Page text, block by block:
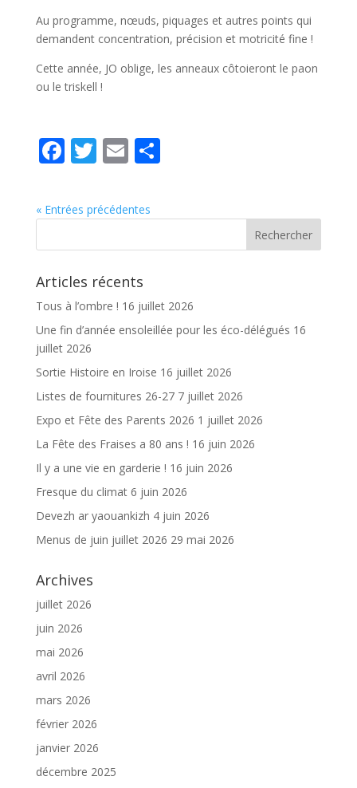
Au programme, nœuds, piquages et autres points qui
demandent concentration, précision et motricité fine !
Cette année, JO oblige, les anneaux côtoieront le paon
ou le triskell !
F
e
b
o
o
k
T
itt
er
E
ai
l
P
g
er
« Entrées précédentes
Articles récents
Tous à l’ombre ! 16 juillet 2026
Une fin d’année ensoleillée pour les éco-délégués 16
juillet 2026
Sortie Histoire en Iroise 16 juillet 2026
Listes de fournitures 26-27 7 juillet 2026
Expo et Fête des Parents 2026 1 juillet 2026
La Fête des Fraises a 80 ans ! 16 juin 2026
Il y a une vie en garderie ! 16 juin 2026
Fresque du climat 6 juin 2026
Devezh ar yaouankizh 4 juin 2026
Menus de juin juillet 2026 29 mai 2026
Archives
juillet 2026
juin 2026
mai 2026
avril 2026
mars 2026
février 2026
janvier 2026
décembre 2025